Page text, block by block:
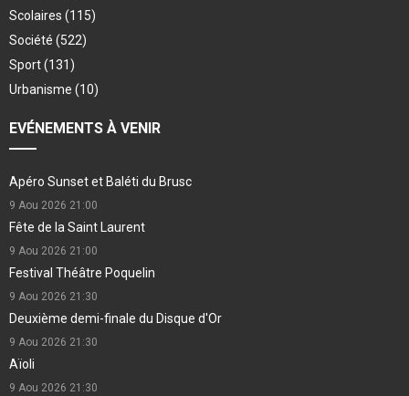
Scolaires (115)
Société (522)
Sport(131)
Urbanisme (10)
EVÉNEMENTS À VENIR
Apéro Sunset et Baléti du Brusc
9 Aou 2026 21:00
Fête de la Saint Laurent
9 Aou 2026 21:00
Festival Théâtre Poquelin
9 Aou 2026 21:30
Deuxième demi-finale du Disque d'Or
9 Aou 2026 21:30
Aïoli
9 Aou 2026 21:30